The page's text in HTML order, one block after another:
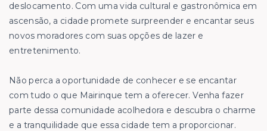
deslocamento. Com uma vida cultural e gastronômica em
ascensão, a cidade promete surpreender e encantar seus
novos moradores com suas opções de lazer e
entretenimento.
Não perca a oportunidade de conhecer e se encantar
com tudo o que Mairinque tem a oferecer. Venha fazer
parte dessa comunidade acolhedora e descubra o charme
e a tranquilidade que essa cidade tem a proporcionar.